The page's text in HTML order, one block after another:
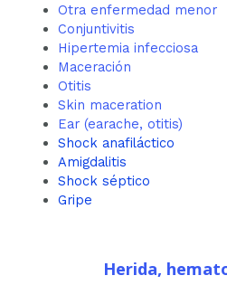
Otra enfermedad menor
Conjuntivitis
Hipertemia infecciosa
Maceración
Otitis
Skin maceration
Ear (earache, otitis)
Shock anafiláctico
Amigdalitis
Shock séptico
Gripe
Herida,